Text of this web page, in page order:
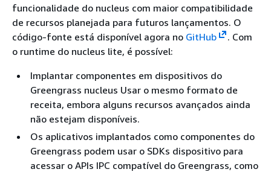
funcionalidade do nucleus com maior compatibilidade
de recursos planejada para futuros lançamentos. O
código-fonte está disponível agora no GitHub
. Com
o runtime do nucleus lite, é possível:
Implantar componentes em dispositivos do
Greengrass nucleus Usar o mesmo formato de
receita, embora alguns recursos avançados ainda
não estejam disponíveis.
Os aplicativos implantados como componentes do
Greengrass podem usar o SDKs dispositivo para
acessar o APIs IPC compatível do Greengrass, como